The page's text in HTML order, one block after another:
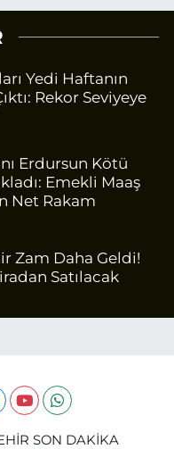
Yedi Haftanın
Rekor Seviyeye
Erdursun Kötü
Emekli Maaş
Net Rakam
Zam Daha Geldi!
Satılacak
SON DAKİKA